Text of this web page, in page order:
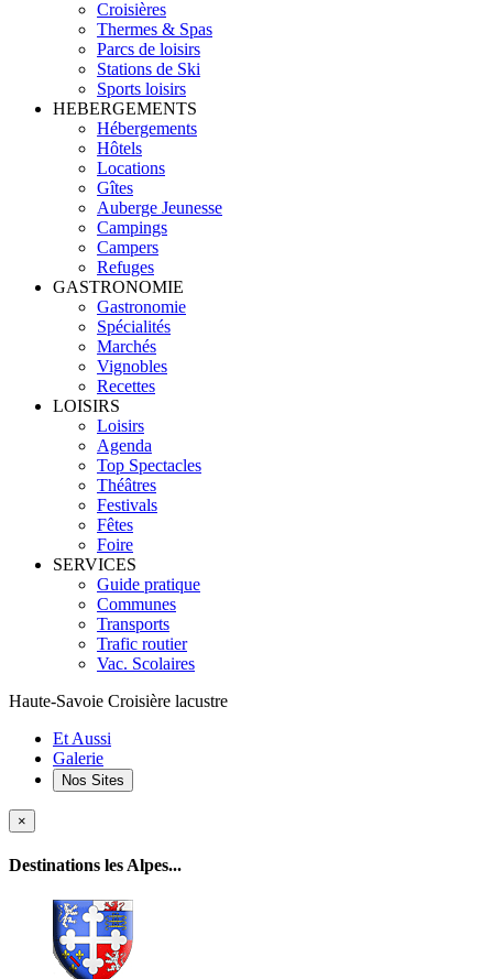
Croisières
Thermes & Spas
Parcs de loisirs
Stations de Ski
Sports loisirs
HEBERGEMENTS
Hébergements
Hôtels
Locations
Gîtes
Auberge Jeunesse
Campings
Campers
Refuges
GASTRONOMIE
Gastronomie
Spécialités
Marchés
Vignobles
Recettes
LOISIRS
Loisirs
Agenda
Top Spectacles
Théâtres
Festivals
Fêtes
Foire
SERVICES
Guide pratique
Communes
Transports
Trafic routier
Vac. Scolaires
Haute-Savoie Croisière lacustre
Et Aussi
Galerie
Nos Sites
×
Destinations les Alpes...